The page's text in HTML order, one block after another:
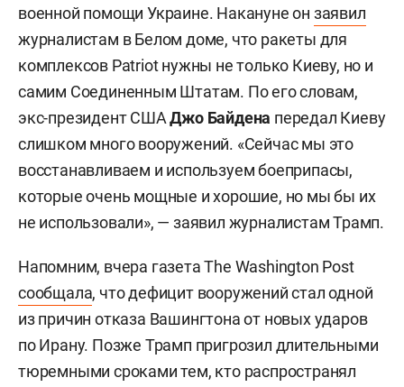
военной помощи Украине. Накануне он заявил
журналистам в Белом доме, что ракеты для
комплексов Patriot нужны не только Киеву, но и
самим Соединенным Штатам. По его словам,
экс-президент СШАДжо Байдена передал Киеву
слишком много вооружений. «Сейчас мы это
восстанавливаем и используем боеприпасы,
которые очень мощные и хорошие, но мы бы их
не использовали», — заявил журналистам Трамп.
Напомним, вчера газета The Washington Post
сообщала, что дефицит вооружений стал одной
из причин отказа Вашингтона от новых ударов
по Ирану. Позже Трамп пригрозил длительными
тюремными сроками тем, кто распространял